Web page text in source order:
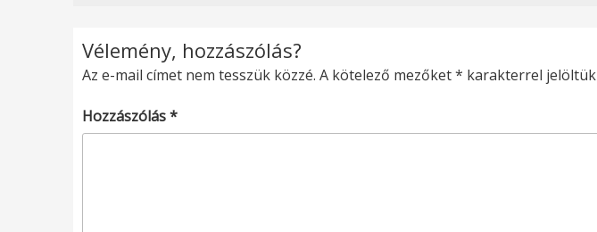
Vélemény, hozzászólás?
Az e-mail címet nem tesszük közzé. A kötelező mezőket* karakterrel jelöltük
Hozzászólás*